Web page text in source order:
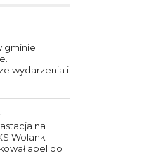
gminie
wydarzenia i
na
Wolanki.
apel do